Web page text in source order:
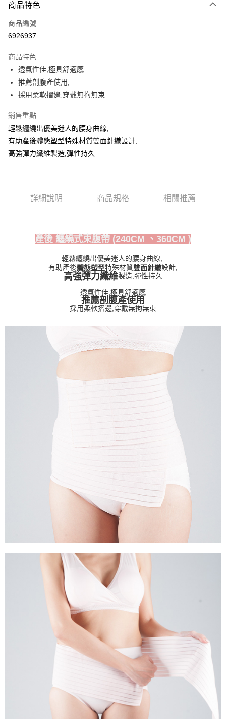
信用卡一次付款
超商取貨付款
ATM付款
運送方式
付款後全家取貨
每筆NT$60，滿NT$999(含以上)免運費
宅配-新竹貨運
國際順豐速運
商品特色
商品編號
6926937
商品特色
透氣性佳,極具舒適感
推薦剖腹產使用,
採用柔軟摺邊,穿戴無拘無束
銷售重點
輕鬆纏繞出優美迷人的腰身曲線,
有助產後體態塑型特殊材質雙面針織設計,
高強彈力纖維製造,彈性持久
詳細說明 商品規格 相關推薦
產後 纏繞式束腹帶 (240CM 、360CM )
輕鬆纏繞出優美迷人的腰身曲線,
有助產後體態塑型特殊材質雙面針織設計,
高強彈力纖維製造,彈性持久
透氣性佳,極具舒適感
推薦剖腹產使用
採用柔軟摺邊,穿戴無拘無束